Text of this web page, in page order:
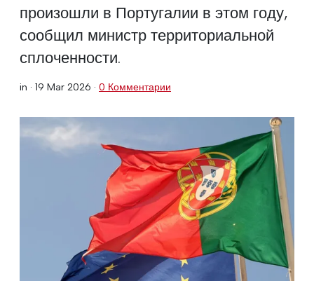
произошли в Португалии в этом году,
сообщил министр территориальной
сплоченности.
in · 19 Mar 2026 · 0 Комментарии